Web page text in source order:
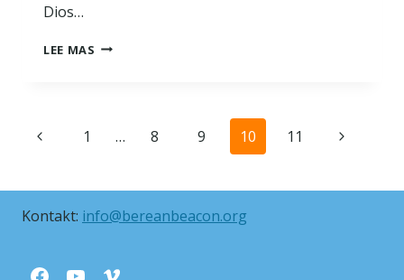
Dios…
LEE MAS EL
DEL
XVI
Nawigacja
strony
Poprzednia
1 … 8 9 10 11
Następna
Kontakt: info@bereanbeacon.org